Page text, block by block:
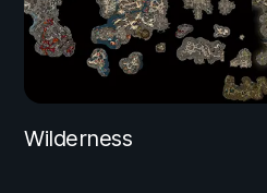
Wilderness